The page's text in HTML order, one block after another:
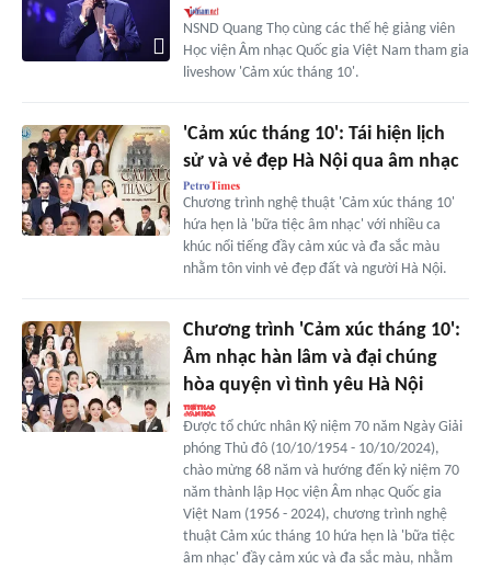
NSND Quang Thọ cùng các thế hệ giảng viên
Học viện Âm nhạc Quốc gia Việt Nam tham gia
liveshow 'Cảm xúc tháng 10'.
'Cảm xúc tháng 10': Tái hiện lịch
sử và vẻ đẹp Hà Nội qua âm nhạc
Chương trình nghệ thuật 'Cảm xúc tháng 10'
hứa hẹn là 'bữa tiệc âm nhạc' với nhiều ca
khúc nổi tiếng đầy cảm xúc và đa sắc màu
nhằm tôn vinh vẻ đẹp đất và người Hà Nội.
Chương trình 'Cảm xúc tháng 10':
Âm nhạc hàn lâm và đại chúng
hòa quyện vì tình yêu Hà Nội
Được tổ chức nhân Kỷ niệm 70 năm Ngày Giải
phóng Thủ đô (10/10/1954 - 10/10/2024),
chào mừng 68 năm và hướng đến kỷ niệm 70
năm thành lập Học viện Âm nhạc Quốc gia
Việt Nam (1956 - 2024), chương trình nghệ
thuật Cảm xúc tháng 10 hứa hẹn là 'bữa tiệc
âm nhạc' đầy cảm xúc và đa sắc màu, nhằm